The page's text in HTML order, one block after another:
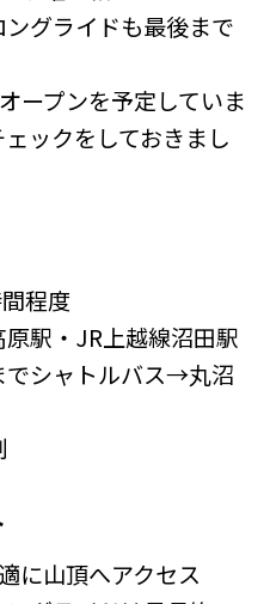
グライドも最後まで
ープンを予定していま
ックをしておきまし
程度
駅・JR上越線沼田駅
シャトルバス→丸沼
に山頂へアクセス